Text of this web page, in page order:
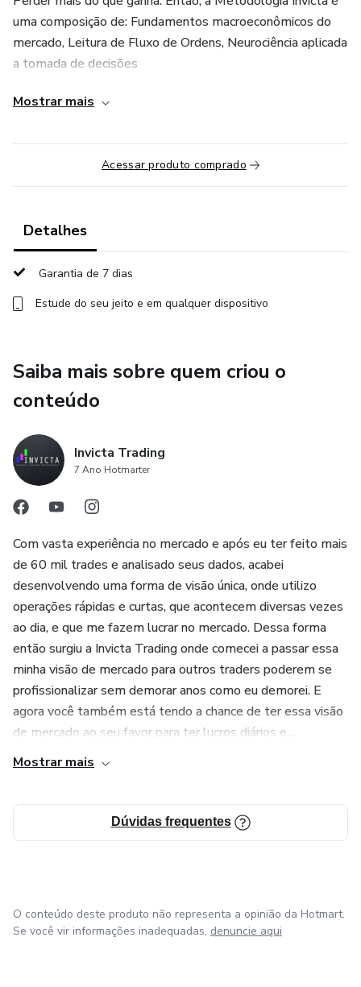
uma composição de: Fundamentos macroeconômicos do
mercado, Leitura de Fluxo de Ordens, Neurociência aplicada
a tomada de decisões
Mostrar mais
Acessar produto comprado
Detalhes
Garantia de 7 dias
Estude do seu jeito e em qualquer dispositivo
Saiba mais sobre quem criou o
conteúdo
Invicta Trading
7 Ano Hotmarter
Com vasta experiência no mercado e após eu ter feito mais
de 60 mil trades e analisado seus dados, acabei
desenvolvendo uma forma de visão única, onde utilizo
operações rápidas e curtas, que acontecem diversas vezes
ao dia, e que me fazem lucrar no mercado. Dessa forma
então surgiu a Invicta Trading onde comecei a passar essa
minha visão de mercado para outros traders poderem se
profissionalizar sem demorar anos como eu demorei. E
agora você também está tendo a chance de ter essa visão
de mercado ao seu favor para ter lucros diários e...
Mostrar mais
Dúvidas frequentes
O conteúdo deste produto não representa a opinião da Hotmart.
Se você vir informações inadequadas, denuncie aqui